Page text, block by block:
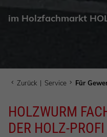
im Holzfachmarkt
Zurück | Service Für
HOLZWURM
DER HOLZ-